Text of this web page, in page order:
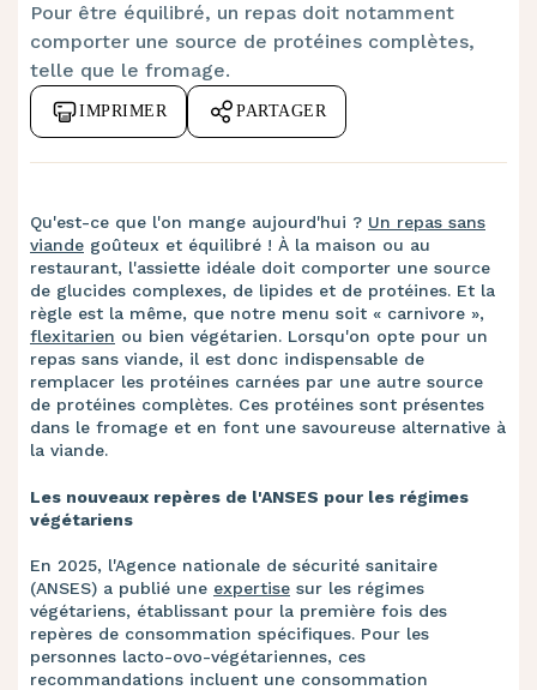
Pour être équilibré, un repas doit notamment
comporter une source de protéines complètes,
telle que le fromage.
IMPRIMER PARTAGER
Qu'est-ce que l'on mange aujourd'hui ? Un repas sans
viande goûteux et équilibré ! À la maison ou au
restaurant, l'assiette idéale doit comporter une source
de glucides complexes, de lipides et de protéines. Et la
règle est la même, que notre menu soit « carnivore »,
flexitarien ou bien végétarien. Lorsqu'on opte pour un
repas sans viande, il est donc indispensable de
remplacer les protéines carnées par une autre source
de protéines complètes. Ces protéines sont présentes
dans le fromage et en font une savoureuse alternative à
la viande.
Les nouveaux repères de l'ANSES pour les régimes
végétariens
En 2025, l'Agence nationale de sécurité sanitaire
(ANSES) a publié une expertise sur les régimes
végétariens, établissant pour la première fois des
repères de consommation spécifiques. Pour les
personnes lacto-ovo-végétariennes, ces
recommandations incluent une consommation